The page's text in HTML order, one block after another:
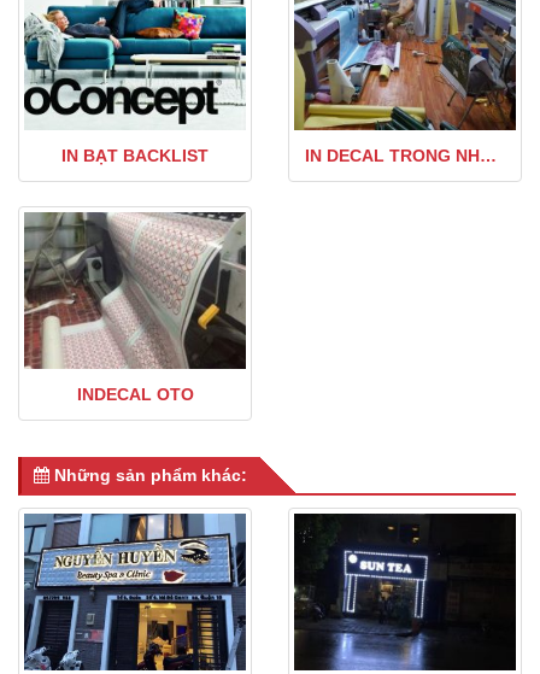
IN BẠT BACKLIST IN DECAL TRONG NHÀ & NGOÀI TRỜI
INDECAL OTO
Những sản phẩm khác: